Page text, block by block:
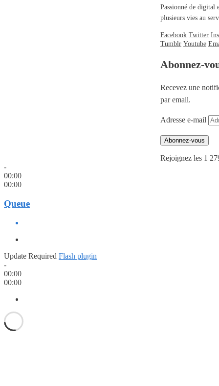
Passionné de digital
plusieurs vies au
Facebook Twitter
Tumblr Youtube
Abonnez-
Recevez une
par email.
Adresse e-mail
Abonnez-vous
Rejoignez les 1
-
00:00
00:00
Queue
Update Required Flash plugin
-
00:00
00:00